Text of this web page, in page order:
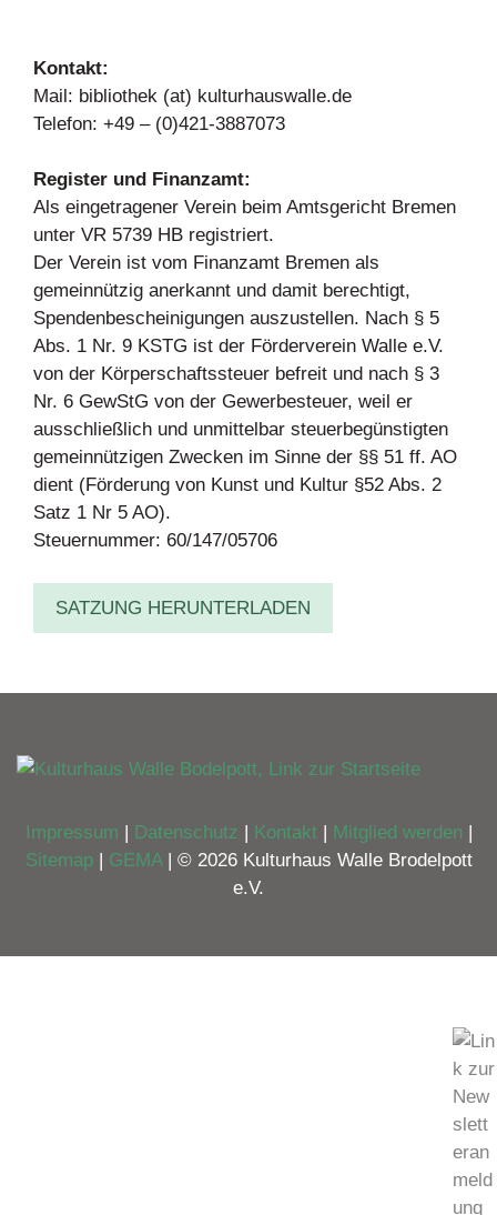
Kontakt:
Mail: bibliothek (at) kulturhauswalle.de
Telefon: +49 – (0)421-3887073
Register und Finanzamt:
Als eingetragener Verein beim Amtsgericht Bremen
unter VR 5739 HB registriert.
Der Verein ist vom Finanzamt Bremen als
gemeinnützig anerkannt und damit berechtigt,
Spendenbescheinigungen auszustellen. Nach § 5
Abs. 1 Nr. 9 KSTG ist der Förderverein Walle e.V.
von der Körperschaftssteuer befreit und nach § 3
Nr. 6 GewStG von der Gewerbesteuer, weil er
ausschließlich und unmittelbar steuerbegünstigten
gemeinnützigen Zwecken im Sinne der §§ 51 ff. AO
dient (Förderung von Kunst und Kultur §52 Abs. 2
Satz 1 Nr 5 AO).
Steuernummer: 60/147/05706
SATZUNG HERUNTERLADEN
Impressum | Datenschutz | Kontakt| Mitglied werden |
Sitemap| GEMA| © 2026 Kulturhaus Walle Brodelpott
e.V.